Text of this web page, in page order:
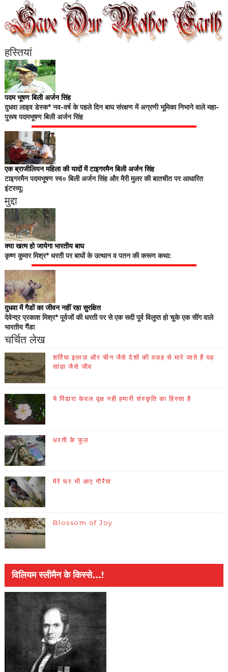
हस्तियां
पदम भूषण बिली अर्जन सिंह
दुधवा लाइव डेस्क* नव-वर्ष के पहले दिन बाघ संरक्षण में अग्रणी भूमिका निभाने वाले महा-
पुरूष पदमभूषण बिली अर्जन सिंह
एक ब्राजीलियन महिला की यादों में टाइगरमैन बिली अर्जन सिंह
टाइगरमैन पदमभूषण स्व० बिली अर्जन सिंह और मैरी मुलर की बातचीत पर आधारित
इंटरव्यू:
मुद्दा
क्या खत्म हो जायेगा भारतीय बाघ
कृष्ण कुमार मिश्र* धरती पर बाघों के उत्थान व पतन की करूण कथा:
दुधवा में गैडों का जीवन नहीं रहा सुरक्षित
देवेन्द्र प्रकाश मिश्र* पूर्वजों की धरती पर से एक सदी पूर्व विलुप्त हो चुके एक सींग वाले
भारतीय गैंडा
चर्चित लेख
शर्तिया इलाज़ और चीन जैसे देशों की वज़ह से मारे जाते हैं यह
सांडा जैसे जीव
ये पिंडारा केवल वृक्ष नही हमारी संस्कृति का हिस्सा है
धरती के फूल
मेरे घर भी आए गौरैया
Blossom of Joy
विलियम स्लीमैन के किस्से...!